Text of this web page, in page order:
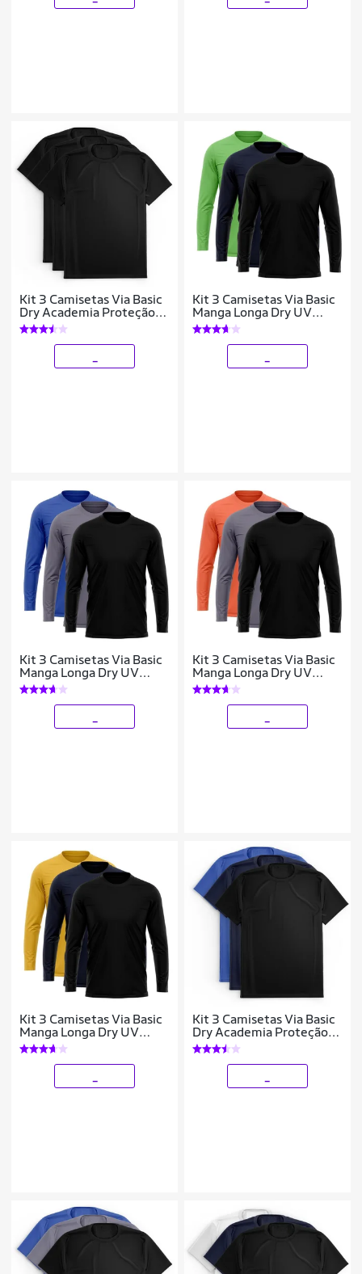
Kit 3 Camisetas Via Basic
Dry Academia Proteção
Solar UV Masculina
Kit 3 Camisetas Via Basic
Manga Longa Dry UV
Proteção Solar Masculina
Kit 3 Camisetas Via Basic
Manga Longa Dry UV
Proteção Solar Masculina
Kit 3 Camisetas Via Basic
Manga Longa Dry UV
Proteção Solar Masculina
Kit 3 Camisetas Via Basic
Manga Longa Dry UV
Proteção Solar Masculina
Kit 3 Camisetas Via Basic
Dry Academia Proteção
Solar UV Masculina